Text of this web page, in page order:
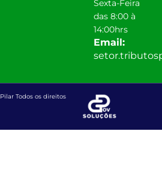
Sexta-Feira
das 8:00 à
14:00hrs
Email:
Todos os direitos